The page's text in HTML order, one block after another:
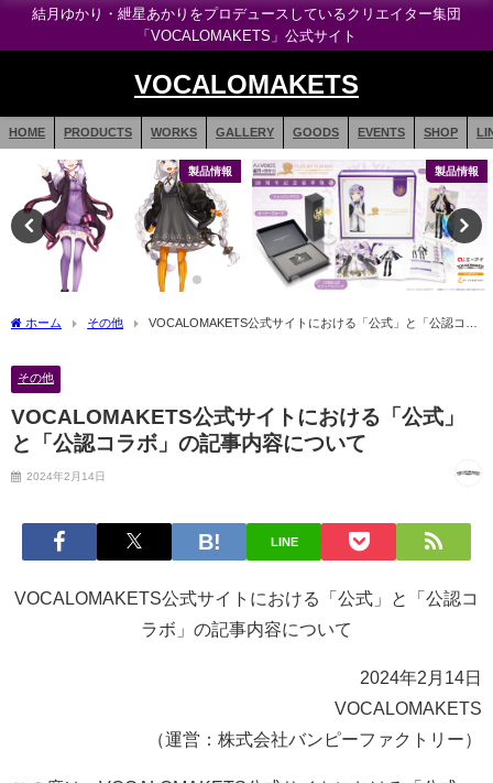
結月ゆかり・紲星あかりをプロデュースしているクリエイター集団
「VOCALOMAKETS」公式サイト
VOCALOMAKETS
HOME PRODUCTS WORKS GALLERY GOODS EVENTS SHOP
製品情報 製品情報
ホーム その他
VOCALOMAKETS公式サイトにおける「公式」と「公認コラ
その他
VOCALOMAKETS公式サイトにおける「公式」
と「公認コラボ」の記事内容について
2024年2月14日
LINE
VOCALOMAKETS公式サイトにおける「公式」と「公認コ
ラボ」の記事内容について
2024年2月14日
VOCALOMAKETS
（運営：株式会社バンピーファクトリー）